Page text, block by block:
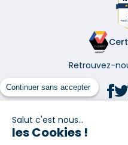
Continuer sans accepter
Salut c'est nous...
les Cookies !
Retrouvez-
(1) Taux fixe national hors